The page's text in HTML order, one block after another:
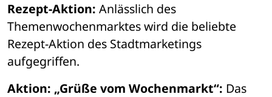
Rezept-Aktion: Anlässlich des
Themenwochenmarktes wird die beliebte
Rezept-Aktion des Stadtmarketings
aufgegriffen.
Aktion: „Grüße vom Wochenmarkt“: Das